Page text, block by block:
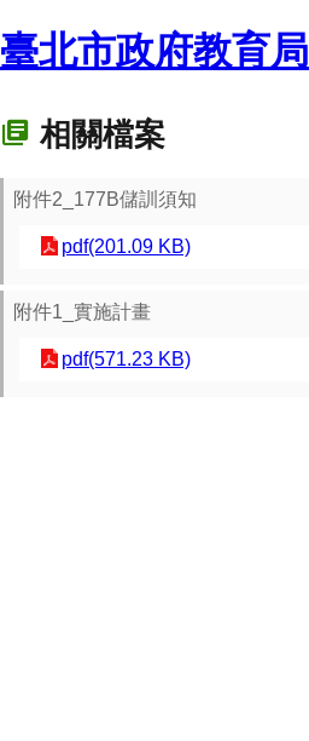
臺北市政府教育局
相關檔案
附件2_177B儲訓須知
pdf(201.09 KB)
附件1_實施計畫
pdf(571.23 KB)